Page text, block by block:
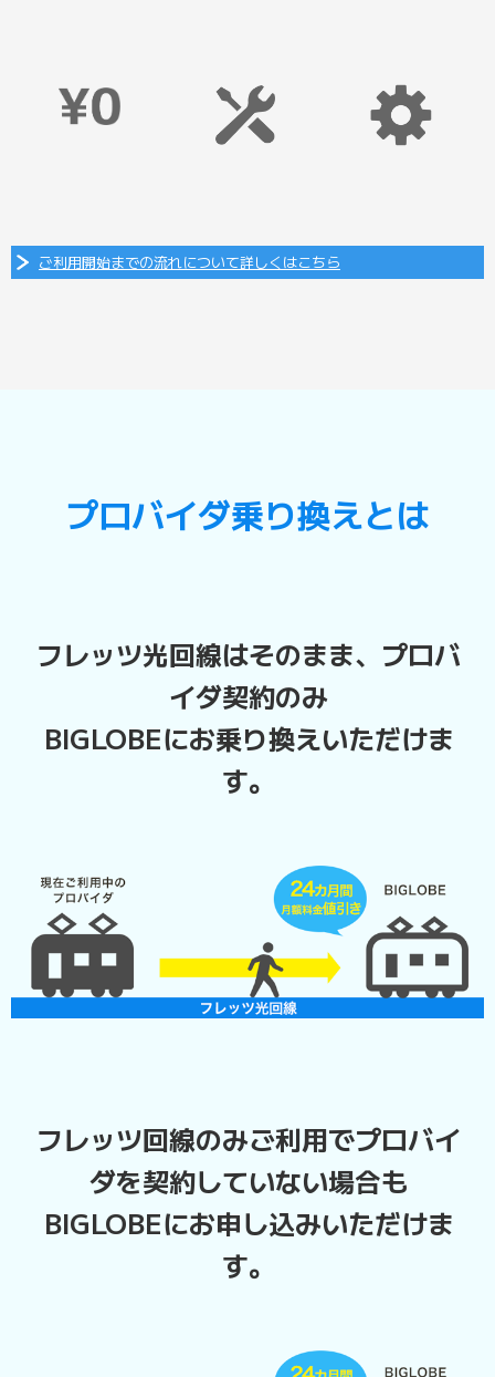
ご利用開始までの流れについて詳しくはこちら
プロバイダ乗り換えとは
フレッツ光回線はそのまま、プロバ
イダ契約のみ
BIGLOBEにお乗り換えいただけま
す。
フレッツ回線のみご利用でプロバイ
ダを契約していない場合も
BIGLOBEにお申し込みいただけま
す。